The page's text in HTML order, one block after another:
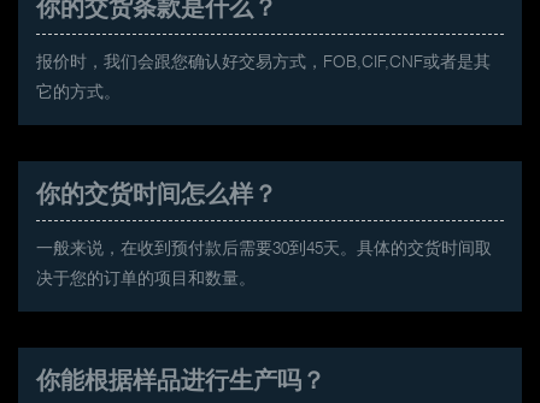
你的交货条款是什么？
报价时，我们会跟您确认好交易方式，FOB,CIF,CNF或者是其
它的方式。
你的交货时间怎么样？
一般来说，在收到预付款后需要30到45天。具体的交货时间取
决于您的订单的项目和数量。
你能根据样品进行生产吗？